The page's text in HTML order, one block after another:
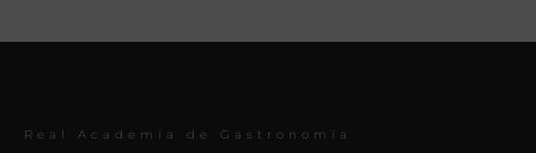
Real Academia de Gastronomía